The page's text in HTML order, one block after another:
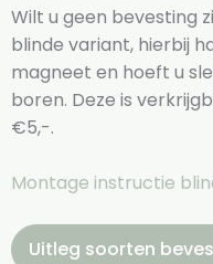
Wilt u geen bevesting
blinde variant, hierbij
magneet en hoeft u
boren. Deze is
€5,-.
Montage instructie
Uitleg soorten